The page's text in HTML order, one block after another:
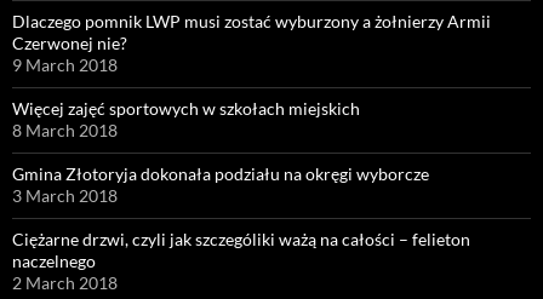
Dlaczego pomnik LWP musi zostać wyburzony a żołnierzy Armii
Czerwonej nie?
9 March 2018
Więcej zajęć sportowych w szkołach miejskich
8 March 2018
Gmina Złotoryja dokonała podziału na okręgi wyborcze
3 March 2018
Ciężarne drzwi, czyli jak szczególiki ważą na całości – felieton
naczelnego
2 March 2018